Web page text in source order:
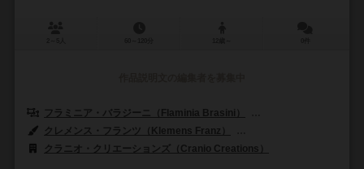
フラミニア・バラジーニ（Flaminia Brasini）
クレメンス・フランツ（Klemens Franz）
クラニオ・クリエーションズ（Cranio Creations）